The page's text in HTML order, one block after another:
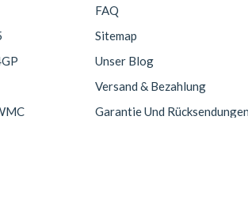
FAQ
Sitemap
Unser Blog
Versand & Bezahlung
Garantie Und Rücksendungen